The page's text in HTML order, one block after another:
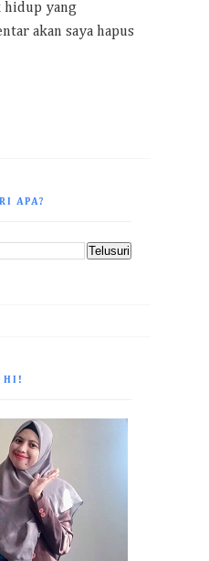
hidup yang
akan saya hapus
APA?
HI!